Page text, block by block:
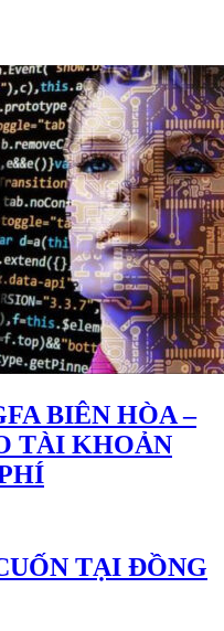
BIÊN HÒA –
TÀI KHOẢN
TẠI ĐỒNG